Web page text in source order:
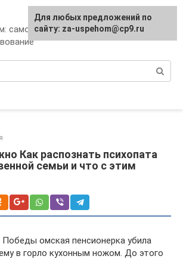
саморазвитие и
Как распознать психопата
семьи и что с этим
омская пенсионерка убила
в горло кухонным ножом. До этого
Для любых предложений по
сайту: za-uspehom@cp9.ru